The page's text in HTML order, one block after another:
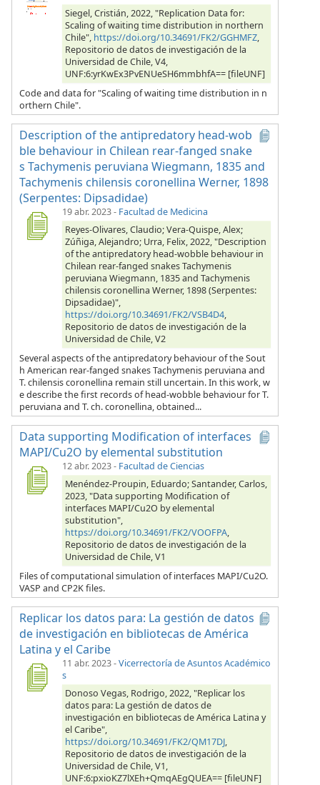
Siegel, Cristián, 2022, "Replication Data for:
Scaling of waiting time distribution in northern
Chile", https://doi.org/10.34691/FK2/GGHMFZ,
Repositorio de datos de investigación de la
Universidad de Chile, V4,
UNF:6:yrKwEx3PvENUeSH6mmbhfA== [fileUNF]
Code and data for "Scaling of waiting time distribution in n
orthern Chile".
Description of the antipredatory head-wob
ble behaviour in Chilean rear-fanged snake
s Tachymenis peruviana Wiegmann, 1835 and
Tachymenis chilensis coronellina Werner, 1898
(Serpentes: Dipsadidae)
19 abr. 2023- Facultad de Medicina
Reyes-Olivares, Claudio; Vera-Quispe, Alex;
Zúñiga, Alejandro; Urra, Felix, 2022, "Description
of the antipredatory head-wobble behaviour in
Chilean rear-fanged snakes Tachymenis
peruviana Wiegmann, 1835 and Tachymenis
chilensis coronellina Werner, 1898 (Serpentes:
Dipsadidae)",
https://doi.org/10.34691/FK2/VSB4D4,
Repositorio de datos de investigación de la
Universidad de Chile, V2
Several aspects of the antipredatory behaviour of the Sout
h American rear-fanged snakes Tachymenis peruviana and
T. chilensis coronellina remain still uncertain. In this work, w
e describe the first records of head-wobble behaviour for T.
peruviana and T. ch. coronellina, obtained...
Data supporting Modification of interfaces
MAPI/Cu2O by elemental substitution
12 abr. 2023- Facultad de Ciencias
Menéndez-Proupin, Eduardo; Santander, Carlos,
2023, "Data supporting Modification of
interfaces MAPI/Cu2O by elemental
substitution",
https://doi.org/10.34691/FK2/VOOFPA,
Repositorio de datos de investigación de la
Universidad de Chile, V1
Files of computational simulation of interfaces MAPI/Cu2O.
VASP and CP2K files.
Replicar los datos para: La gestión de datos
de investigación en bibliotecas de América
Latina y el Caribe
11 abr. 2023-Vicerrectoría de Asuntos Académico
s
Donoso Vegas, Rodrigo, 2022, "Replicar los
datos para: La gestión de datos de
investigación en bibliotecas de América Latina y
el Caribe",
https://doi.org/10.34691/FK2/QM17DJ,
Repositorio de datos de investigación de la
Universidad de Chile, V1,
UNF:6:pxioKZ7lXEh+QmqAEgQUEA== [fileUNF]